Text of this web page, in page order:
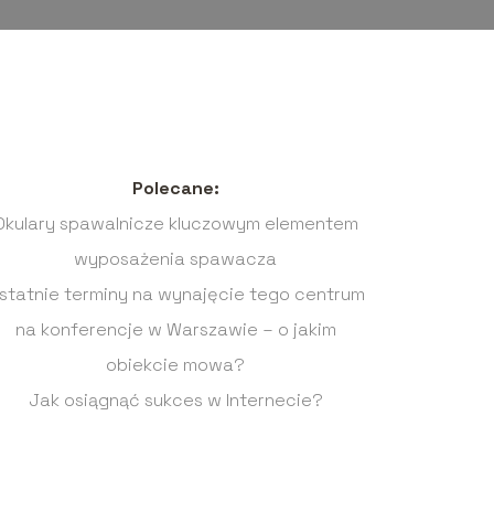
Polecane:
spawalnicze kluczowym elementem
wyposażenia spawacza
terminy na wynajęcie tego centrum
na konferencje w Warszawie – o jakim
obiekcie mowa?
Jak osiągnąć sukces w Internecie?